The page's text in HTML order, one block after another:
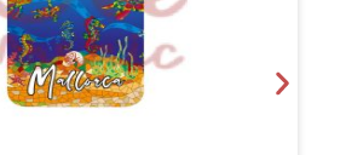
la Plana